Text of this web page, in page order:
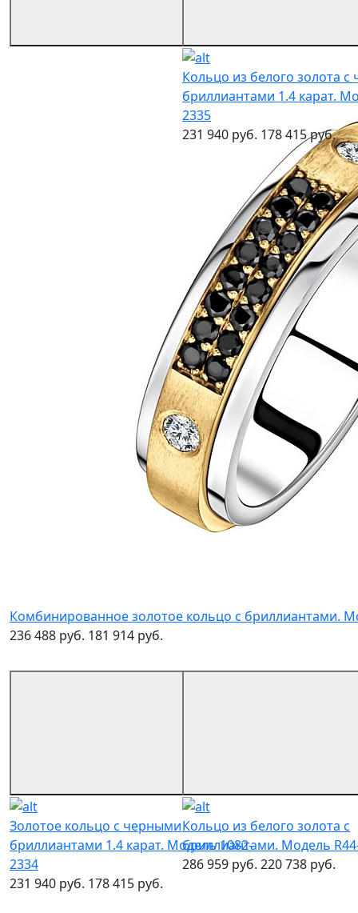
Комбинированное золотое кольцо с бриллиантами.
236 488 руб. 181 914 руб.
Кольцо из белого золота
бриллиантами 1.4 карат.
2335
231 940 руб. 178 415 руб.
Золотое кольцо с черными
бриллиантами 1.4 карат. Модель 1082-
2334
231 940 руб. 178 415 руб.
Кольцо из белого золота с
бриллиантами. Модель
286 959 руб. 220 738 руб.